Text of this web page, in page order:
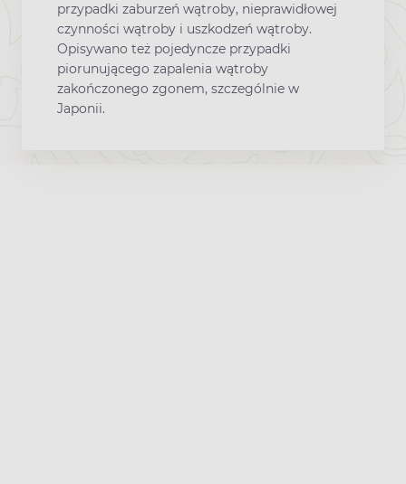
przypadki zaburzeń wątroby, nieprawidłowej
czynności wątroby i uszkodzeń wątroby.
Opisywano też pojedyncze przypadki
piorunującego zapalenia wątroby
zakończonego zgonem, szczególnie w
Japonii.